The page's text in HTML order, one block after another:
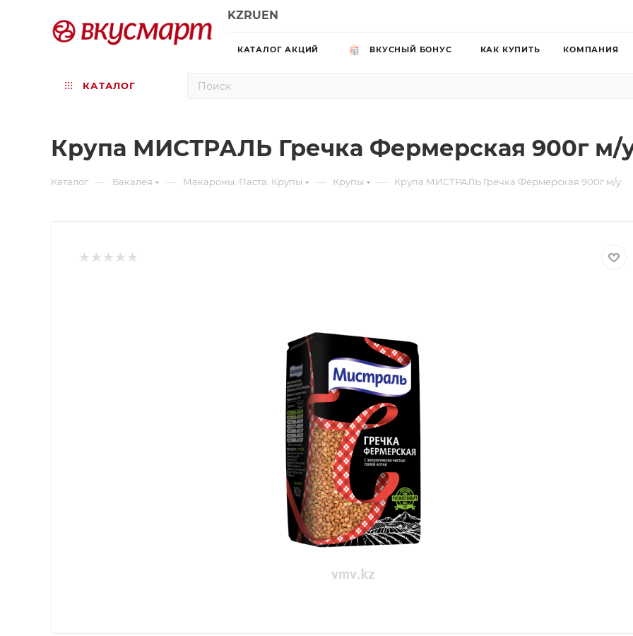
KZRUEN
КАТАЛОГ АКЦИЙ ВКУСНЫЙ БОНУС КАК КУПИТЬ КОМПАНИЯ
КАТАЛОГ
Крупа МИСТРАЛЬ Гречка Фермерская 900г м/
Каталог — Бакалея — Макароны. Паста. Крупы — Крупы — Крупа МИСТРАЛЬ Гречка Фермерская 900г м/у